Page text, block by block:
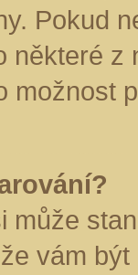
Pokud
některé z
možnost
může
vám